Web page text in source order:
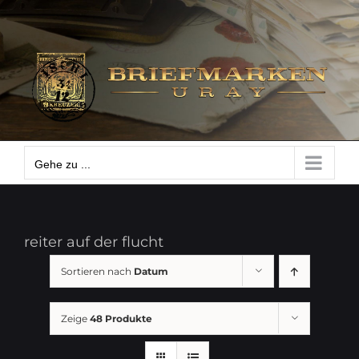
Zum
Inhalt
springen
Gehe zu ...
Gehe zu ...
reiter auf der flucht
Sortieren nach Datum
Zeige 48 Produkte